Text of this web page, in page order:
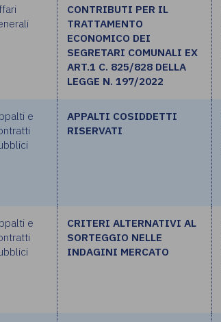
CONTRIBUTI PER IL
TRATTAMENTO
ECONOMICO DEI
SEGRETARI COMUNALI EX
ART.1 C. 825/828 DELLA
LEGGE N. 197/2022
e
APPALTI COSIDDETTI
RISERVATI
e
CRITERI ALTERNATIVI AL
SORTEGGIO NELLE
INDAGINI MERCATO